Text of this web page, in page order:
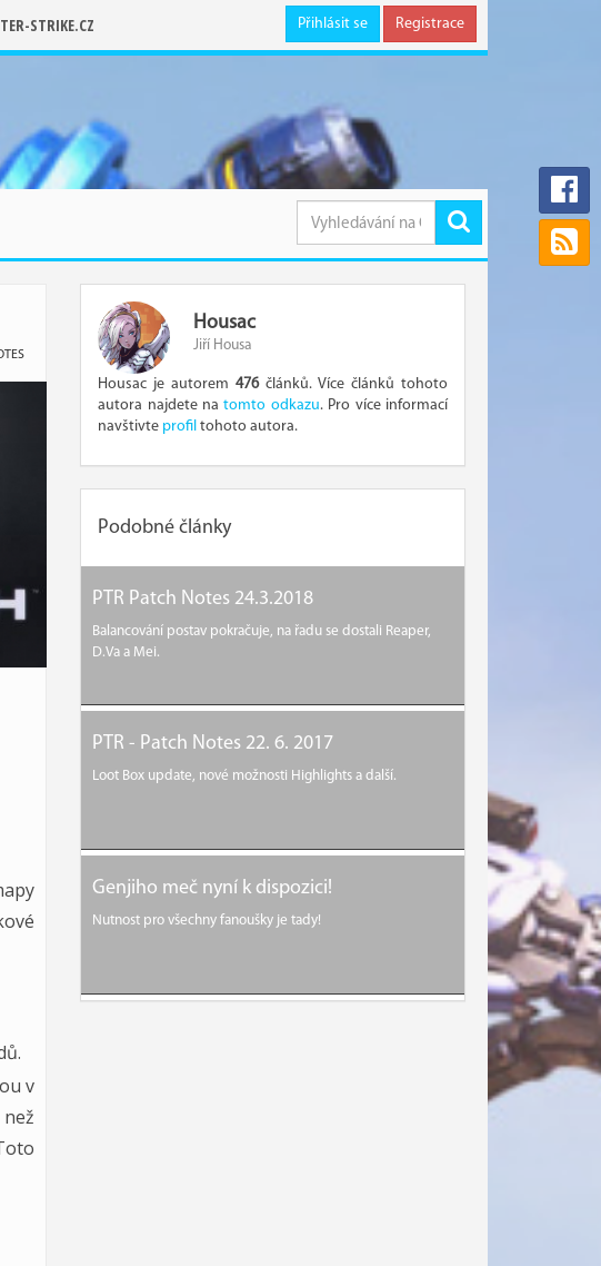
STRIKE.CZ Přihlásit se Registrace
v
Housac
Jiří Housa
Housac je autorem476článků. Více článků tohoto
autora najdete natomto odkazu. Pro více informací
navštivte profil tohoto autora.
Podobné články
PTR Patch Notes 24.3.2018
Balancování postav pokračuje, na řadu se dostali Reaper,
D.Va a Mei.
PTR - Patch Notes 22. 6. 2017
Loot Box update, nové možnosti Highlights a další.
Genjiho meč nyní k dispozici!
Nutnost pro všechny fanoušky je tady!